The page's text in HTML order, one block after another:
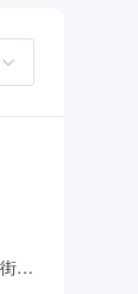
道